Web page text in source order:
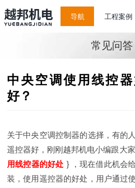
导航 工程案例
常见问答
中央空调使用线控
好？
关于中央空调控制器的选择，有的
遥控器好，刚刚越邦机电小编跟大
用线控器的好处 }
，现在借此机会
装，使用遥控器的好处， 用户通过